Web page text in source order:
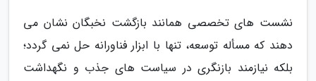
نشست های تخصصی همانند بازگشت نخبگان نشان می
دهند که مسأله توسعه، تنها با ابزار فناورانه حل نمی گردد؛
بلکه نیازمند بازنگری در سیاست های جذب و نگهداشت